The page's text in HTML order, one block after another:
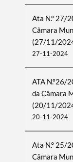
Ata N.º 27/
Câmara
(27/11/
27-11-2024
ATA N.º26/
da Câmara
(20/11/
20-11-2024
Ata N.º 25/
Câmara